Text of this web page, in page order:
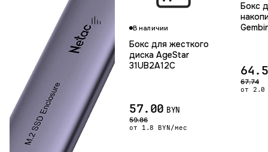
В наличии
Бокс для жесткого
диска AgeStar
31UB2A12C
57.00 BYN
59.86
от 1.8 BYN/мес
Бокс
67.74
от 2.0